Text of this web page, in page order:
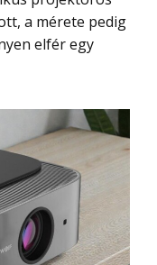
a mérete pedig
elfér egy